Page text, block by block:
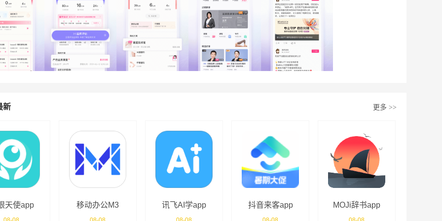
新 更多 >>
天使app 移动办公M3 讯飞AI学app 抖音来客app MOJi辞书app